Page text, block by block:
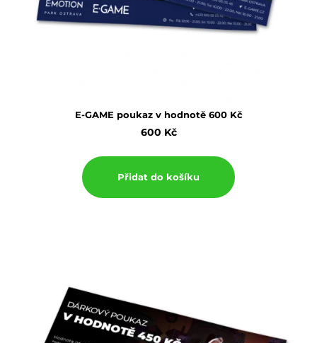
E-GAME poukaz v hodnotě 600 Kč
600 Kč
Přidat do košíku